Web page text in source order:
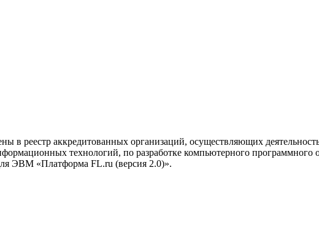
в реестр аккредитованных организаций, осуществляющих
технологий, по разработке компьютерного
ЭВМ «Платформа FL.ru (версия 2.0)».